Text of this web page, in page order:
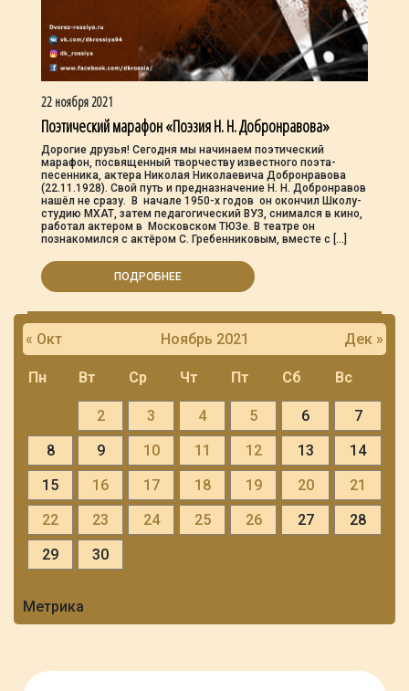
22 ноября 2021
Поэтический марафон «Поэзия Н. Н. Добронравова»
Дорогие друзья! Сегодня мы начинаем поэтический
марафон, посвященный творчеству известного поэта-
песенника, актера Николая Николаевича Добронравова
(22.11.1928). Свой путь и предназначение Н. Н. Добронравов
нашёл не сразу. В начале 1950-х годов он окончил Школу-
студию МХАТ, затем педагогический ВУЗ, снимался в кино,
работал актером в Московском ТЮЗе. В театре он
познакомился с актёром С. Гребенниковым, вместе с […]
ПОДРОБНЕЕ
Ноябрь 2021
Пн Вт Ср Чт Пт Сб Вс
« Окт Дек »
2 3 4 5 6
7
8
9 10 11 12 13
14
15
16 17 18 19 20
21
22
23 24 25 26 27
28
29
30
Метрика